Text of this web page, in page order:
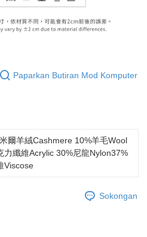
Paparkan Butiran Mod Komputer
爾羊絨Cashmere 10%羊毛Wool
力纖維Acrylic 30%尼龍Nylon37%
Viscose
Sokongan